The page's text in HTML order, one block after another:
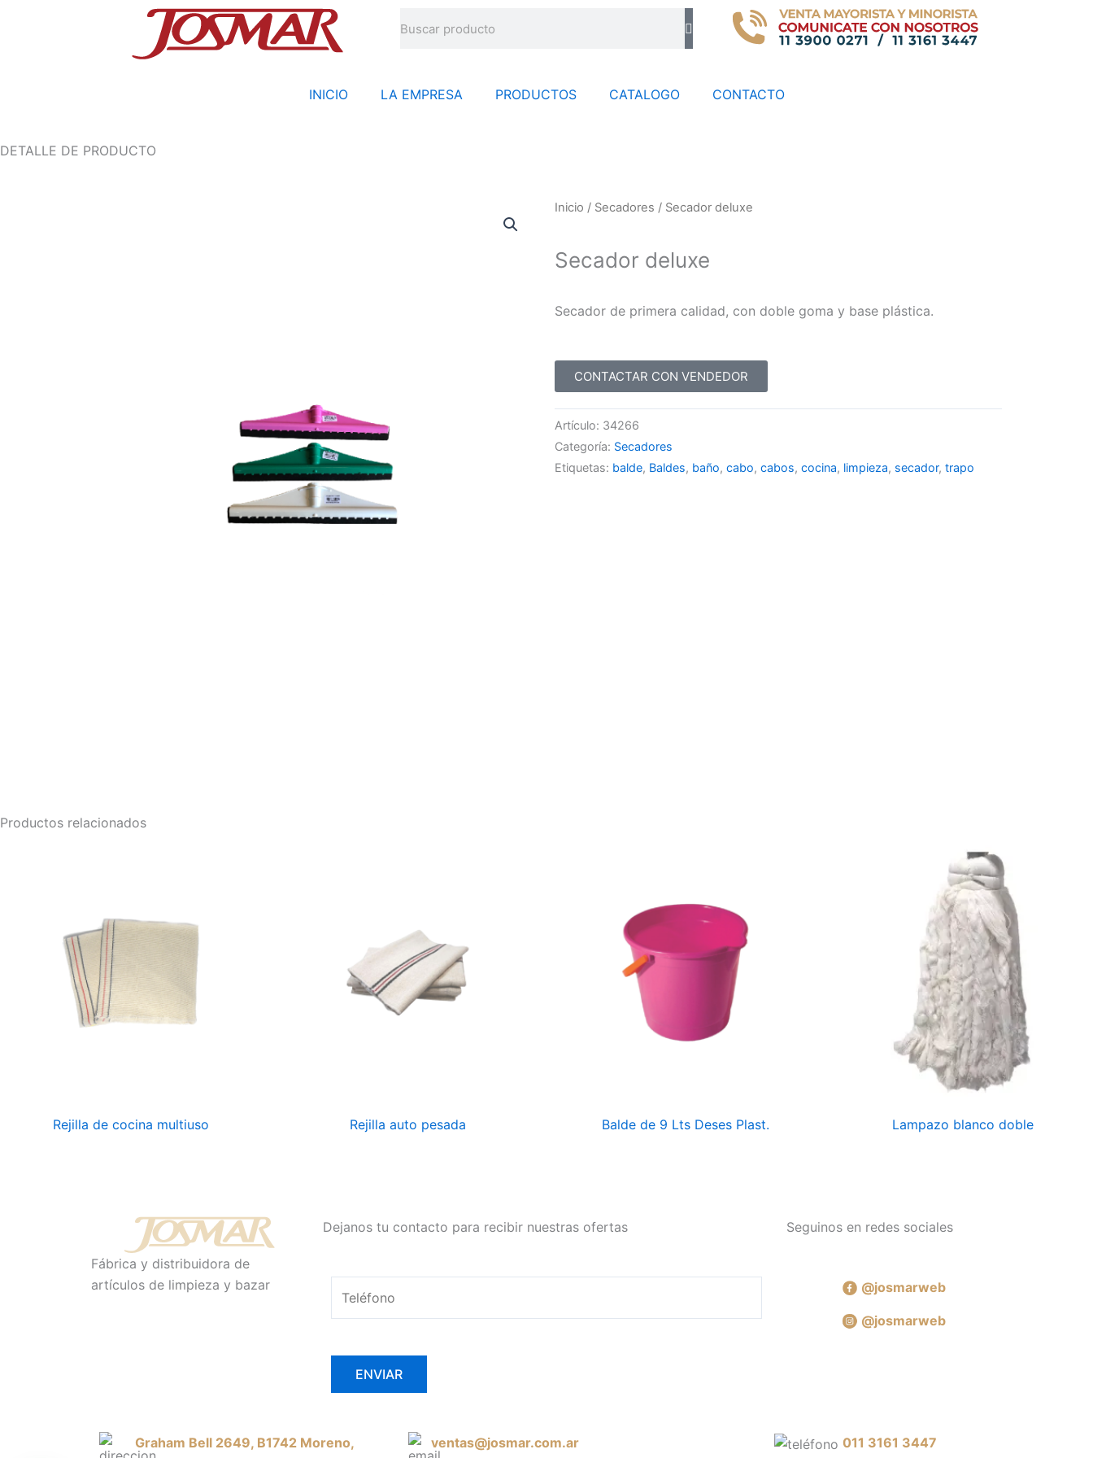
INICIO LA EMPRESA PRODUCTOS CATALOGO CONTACTO
DETALLE DE PRODUCTO
Inicio / Secadores / Secador deluxe
Secador deluxe
Secador de primera calidad, con doble goma y base plástica.
CONTACTAR CON VENDEDOR
Artículo: 34266
Categoría: Secadores
Etiquetas: balde, Baldes, baño, cabo, cabos, cocina, limpieza, secador, trapo
Productos relacionados
Rejilla de cocina multiuso Rejilla auto pesada Balde de 9 Lts Deses Plast. Lampazo blanco doble
Fábrica y distribuidora de
artículos de limpieza y bazar
Dejanos tu contacto para recibir nuestras ofertas Seguinos en redes sociales
@josmarweb
@josmarweb
Graham Bell 2649, B1742 Moreno,
ventas@josmar.com.ar 011 3161 3447